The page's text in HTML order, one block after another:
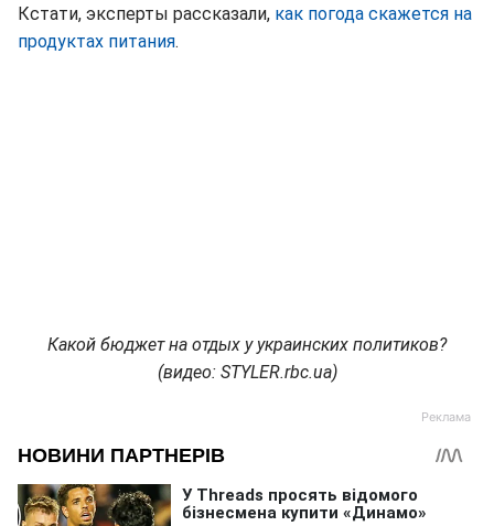
Кстати, эксперты рассказали, как погода скажется на
продуктах питания.
Какой бюджет на отдых у украинских политиков?
(видео: STYLER.rbc.ua)